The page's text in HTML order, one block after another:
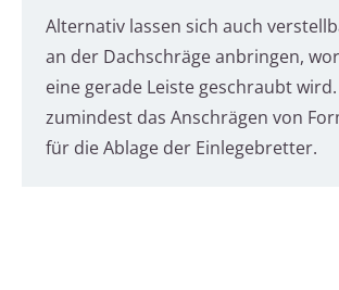
Alternativ lassen sich auch
an der Dachschräge anbringen,
eine gerade Leiste geschraubt
zumindest das Anschrägen von
für die Ablage der Einlegebretter.